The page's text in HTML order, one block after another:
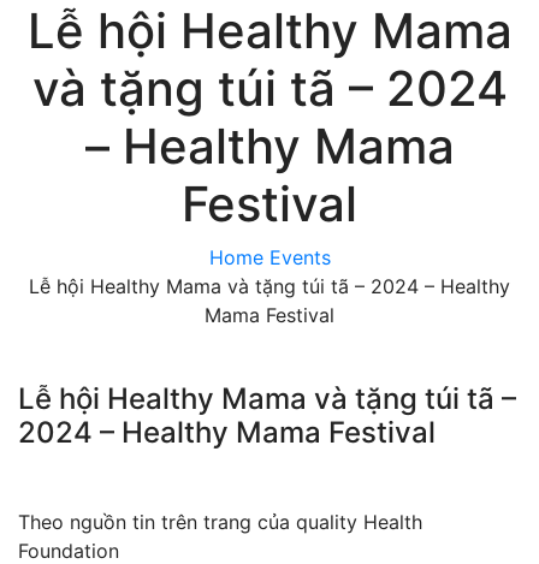
Lễ hội Healthy Mama
và tặng túi tã – 2024
– Healthy Mama
Festival
Home Events
Lễ hội Healthy Mama và tặng túi tã – 2024 – Healthy
Mama Festival
Lễ hội Healthy Mama và tặng túi tã –
2024 – Healthy Mama Festival
Theo nguồn tin trên trang của quality Health
Foundation